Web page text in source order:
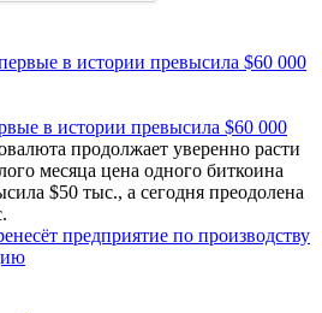
в истории превысила $60 000
продолжает уверенно расти
месяца цена одного биткоина
$50 тыс., а сегодня преодолена